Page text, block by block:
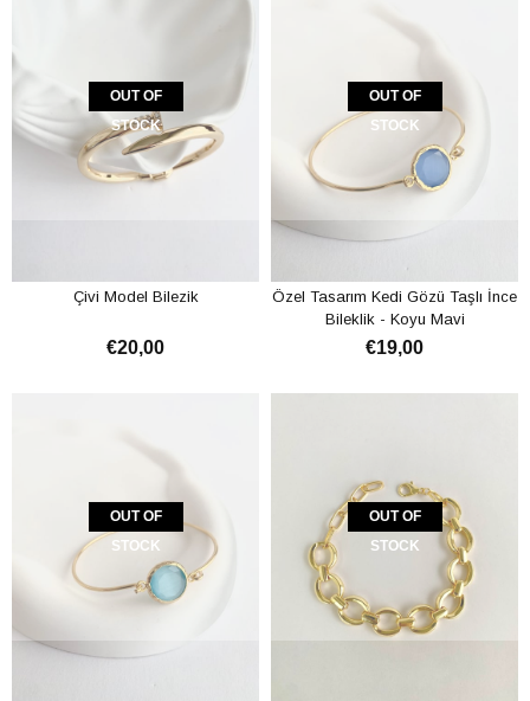
OUT OF
STOCK
Çivi Model Bilezik
€20,00
OUT OF
STOCK
Özel Tasarım Kedi Gözü Taşlı İnce
Bileklik - Koyu Mavi
€19,00
OUT OF
STOCK
OUT OF
STOCK